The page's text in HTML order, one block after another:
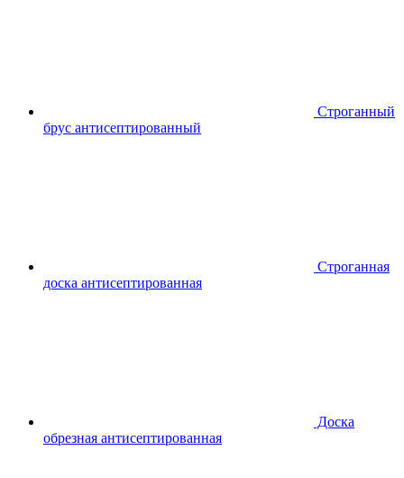
Строганный
брус антисептированный
Строганная
доска антисептированная
Доска
обрезная антисептированная